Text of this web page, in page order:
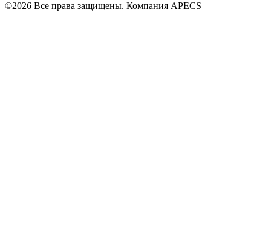
©2026 Все права защищены. Компания APECS